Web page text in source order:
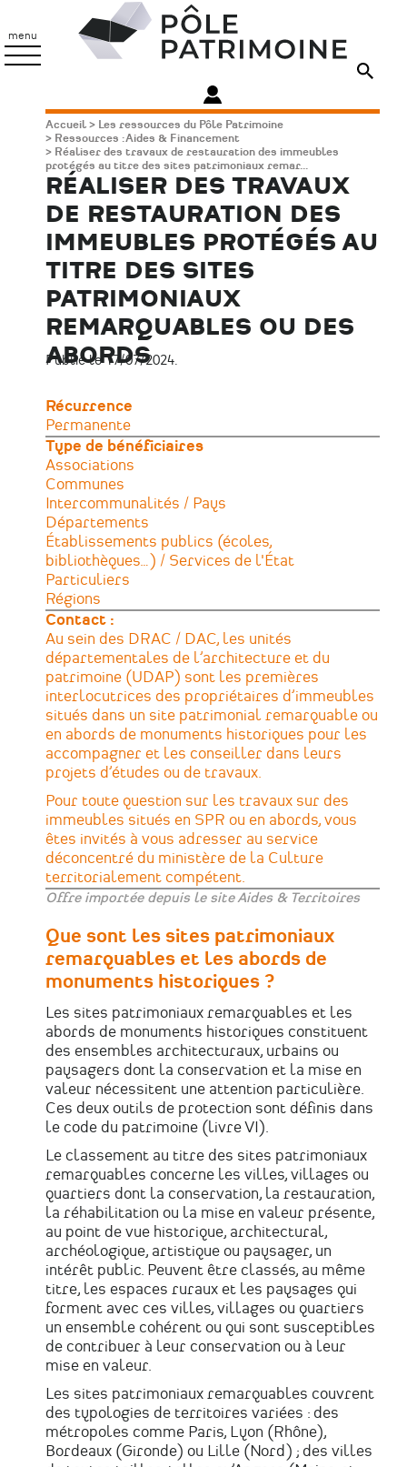
contenu
principal
menu
Patrimoine
Fil
d'Ariane
Accueil
Les ressources du Pôle Patrimoine
Ressources : Aides & Financement
Réaliser des travaux de restauration des immeubles
protégés au titre des sites patrimoniaux remar...
RÉALISER DES TRAVAUX
DE RESTAURATION DES
IMMEUBLES PROTÉGÉS AU
TITRE DES SITES
PATRIMONIAUX
REMARQUABLES OU DES
ABORDS
Publié le 17/07/2024.
Récurrence
Permanente
Type de bénéficiaires
Associations
Communes
Intercommunalités / Pays
Départements
Établissements publics (écoles,
bibliothèques…) / Services de l'État
Particuliers
Régions
Contact :
Au sein des DRAC / DAC, les unités
départementales de l’architecture et du
patrimoine (UDAP) sont les premières
interlocutrices des propriétaires d’immeubles
situés dans un site patrimonial remarquable ou
en abords de monuments historiques pour les
accompagner et les conseiller dans leurs
projets d’études ou de travaux.
Pour toute question sur les travaux sur des
immeubles situés en SPR ou en abords, vous
êtes invités à vous adresser au service
déconcentré du ministère de la Culture
territorialement compétent.
Offre importée depuis le site Aides & Territoires
Que sont les sites patrimoniaux
remarquables et les abords de
monuments historiques ?
Les sites patrimoniaux remarquables et les
abords de monuments historiques constituent
des ensembles architecturaux, urbains ou
paysagers dont la conservation et la mise en
valeur nécessitent une attention particulière.
Ces deux outils de protection sont définis dans
le code du patrimoine (livre VI).
Le classement au titre des sites patrimoniaux
remarquables concerne les villes, villages ou
quartiers dont la conservation, la restauration,
la réhabilitation ou la mise en valeur présente,
au point de vue historique, architectural,
archéologique, artistique ou paysager, un
intérêt public. Peuvent être classés, au même
titre, les espaces ruraux et les paysages qui
forment avec ces villes, villages ou quartiers
un ensemble cohérent ou qui sont susceptibles
de contribuer à leur conservation ou à leur
mise en valeur.
Les sites patrimoniaux remarquables couvrent
des typologies de territoires variées : des
métropoles comme Paris, Lyon (Rhône),
Bordeaux (Gironde) ou Lille (Nord) ; des villes